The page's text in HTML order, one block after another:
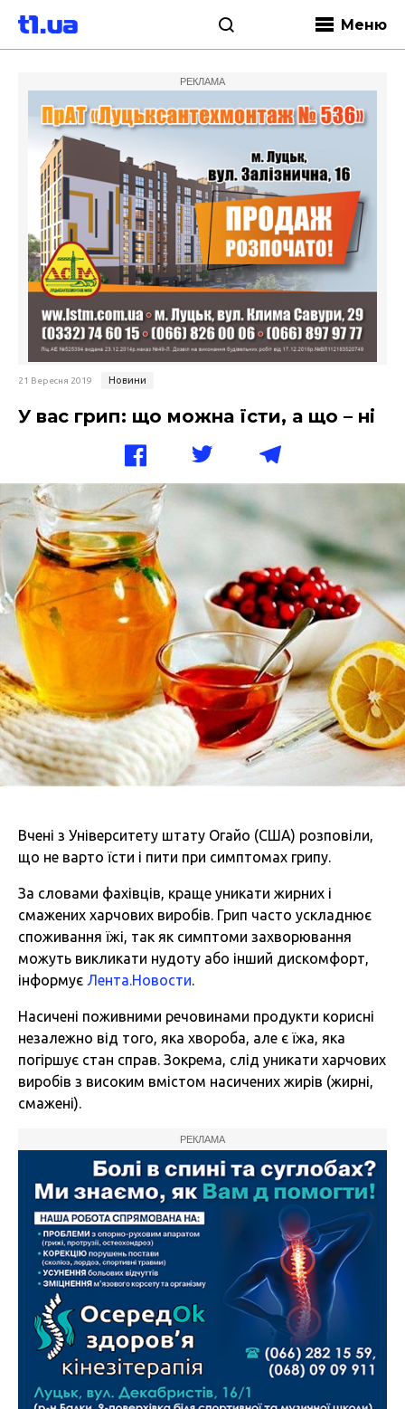
Меню
РЕКЛАМА
21 Вересня 2019 Новини
У вас грип: що можна їсти, а що – ні
Вчені з Університету штату Огайо (США) розповіли,
що не варто їсти і пити при симптомах грипу.
За словами фахівців, краще уникати жирних і
смажених харчових виробів. Грип часто ускладнює
споживання їжі, так як симптоми захворювання
можуть викликати нудоту або інший дискомфорт,
інформує Лента.Новости.
Насичені поживними речовинами продукти корисні
незалежно від того, яка хвороба, але є їжа, яка
погіршує стан справ. Зокрема, слід уникати харчових
виробів з високим вмістом насичених жирів (жирні,
смажені).
РЕКЛАМА